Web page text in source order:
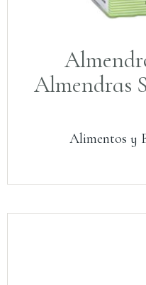
Almendras
Alimentos y